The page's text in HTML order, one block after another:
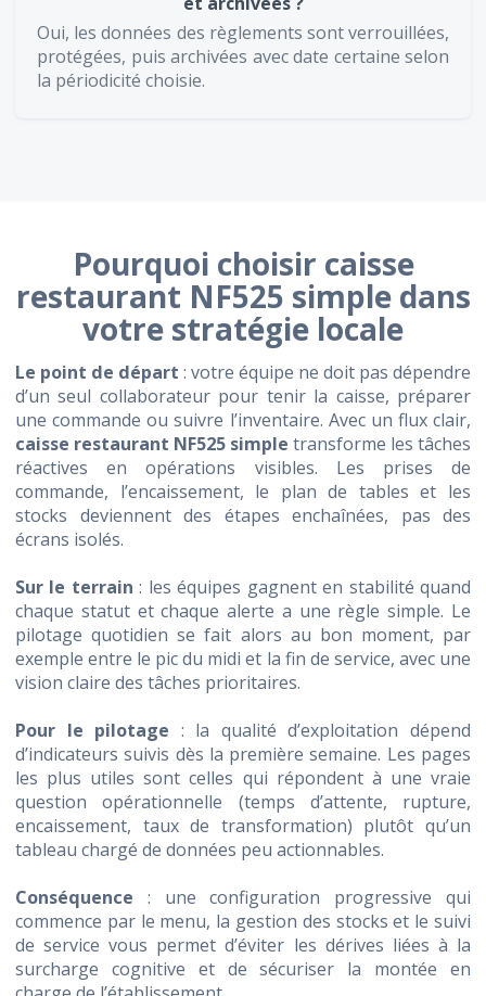
Oui, les données des règlements sont verrouillées,
protégées, puis archivées avec date certaine selon
la périodicité choisie.
Pourquoi choisir caisse
restaurant NF525 simpledans
votre stratégie locale
Le point de départ : votre équipe ne doit pas dépendre
d’un seul collaborateur pour tenir la caisse, préparer
une commande ou suivre l’inventaire. Avec un flux clair,
caisse restaurant NF525 simple transforme les tâches
réactives en opérations visibles. Les prises de
commande, l’encaissement, le plan de tables et les
stocks deviennent des étapes enchaînées, pas des
écrans isolés.
Sur le terrain : les équipes gagnent en stabilité quand
chaque statut et chaque alerte a une règle simple. Le
pilotage quotidien se fait alors au bon moment, par
exemple entre le pic du midi et la fin de service, avec une
vision claire des tâches prioritaires.
Pour le pilotage : la qualité d’exploitation dépend
d’indicateurs suivis dès la première semaine. Les pages
les plus utiles sont celles qui répondent à une vraie
question opérationnelle (temps d’attente, rupture,
encaissement, taux de transformation) plutôt qu’un
tableau chargé de données peu actionnables.
Conséquence : une configuration progressive qui
commence par le menu, la gestion des stocks et le suivi
de service vous permet d’éviter les dérives liées à la
surcharge cognitive et de sécuriser la montée en